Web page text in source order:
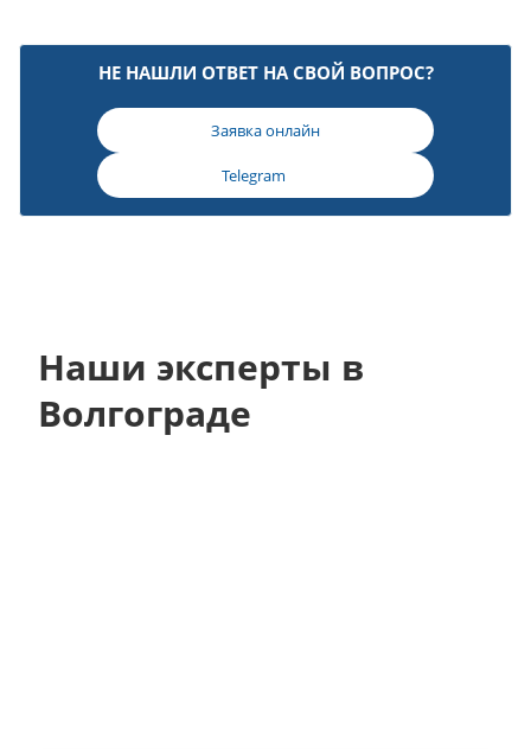
НЕ НАШЛИ ОТВЕТ НА СВОЙ ВОПРОС?
Заявка онлайн
Telegram
Наши эксперты в
Волгограде